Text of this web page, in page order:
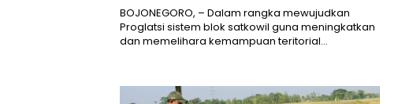
BOJONEGORO, – Dalam rangka mewujudkan
Proglatsi sistem blok satkowil guna meningkatkan
dan memelihara kemampuan teritorial…